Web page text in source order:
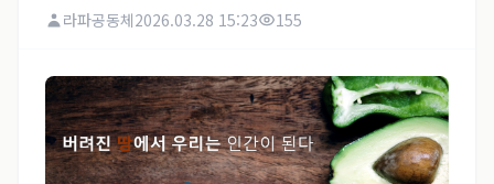
라파공동체2026.03.28 15:23 155